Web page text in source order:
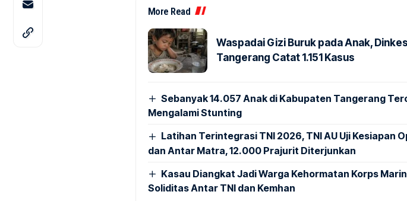
More Read
Waspadai Gizi Buruk pada Anak,
Tangerang Catat 1.151 Kasus
Sebanyak 14.057 Anak di Kabupaten Tangerang
Mengalami Stunting
Latihan Terintegrasi TNI 2026, TNI AU Uji Kesiapan
dan Antar Matra, 12.000 Prajurit Diterjunkan
Kasau Diangkat Jadi Warga Kehormatan Korps
Soliditas Antar TNI dan Kemhan